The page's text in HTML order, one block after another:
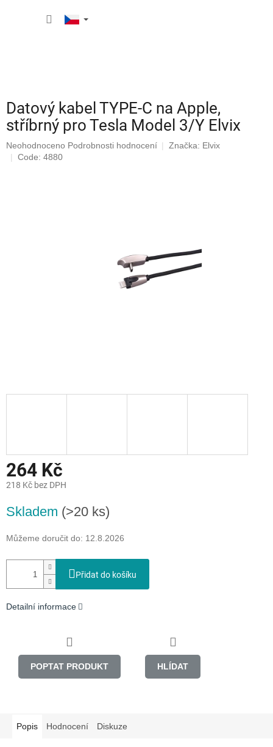
Datový kabel TYPE-C na Apple,
stříbrný pro Tesla Model 3/Y Elvix
Průměrné
hodnocení
Neohodnoceno Podrobnosti hodnocení Značka: Elvix
Code: 4880
264 Kč
218 Kč bez DPH
cena:
Skladem (>20 ks)
Můžeme doručit do: 12.8.2026
Přidat do košíku
Detailní informace
POPTAT PRODUKT HLÍDAT
Popis Hodnocení Diskuze